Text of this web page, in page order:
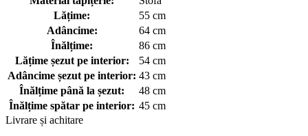
Lățime:
55 cm
Adâncime:
64 cm
Înălțime:
86 cm
Lățime șezut pe interior:
54 cm
Adâncime șezut pe interior: 43 cm
Înălțime până la șezut:
48 cm
Înălțime spătar pe interior: 45 cm
Livrare și achitare